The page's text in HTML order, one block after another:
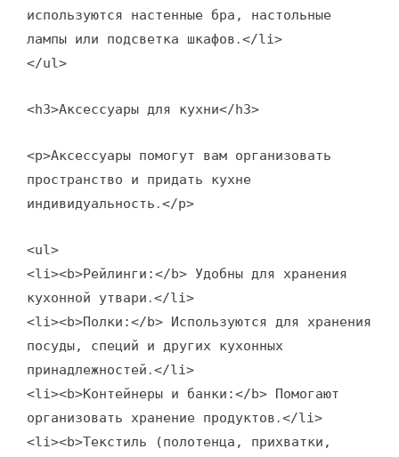
используются настенные бра, настольные
лампы или подсветка шкафов․</li>
</ul>
<h3>Аксессуары для кухни</h3>
<p>Аксессуары помогут вам организовать
пространство и придать кухне
индивидуальность․</p>
<ul>
<li><b>Рейлинги:</b> Удобны для хранения
кухонной утвари․</li>
<li><b>Полки:</b> Используются для хранения
посуды, специй и других кухонных
принадлежностей․</li>
<li><b>Контейнеры и банки:</b> Помогают
организовать хранение продуктов․</li>
<li><b>Текстиль (полотенца, прихватки,